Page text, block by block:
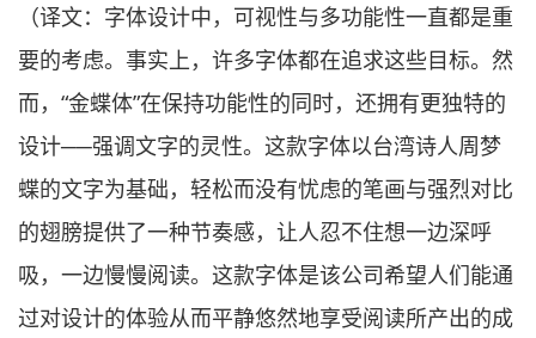
（译文：字体设计中，可视性与多功能性一直都是重
要的考虑。事实上，许多字体都在追求这些目标。然
而，“金蝶体”在保持功能性的同时，还拥有更独特的
设计──强调文字的灵性。这款字体以台湾诗人周梦
蝶的文字为基础，轻松而没有忧虑的笔画与强烈对比
的翅膀提供了一种节奏感，让人忍不住想一边深呼
吸，一边慢慢阅读。这款字体是该公司希望人们能通
过对设计的体验从而平静悠然地享受阅读所产出的成